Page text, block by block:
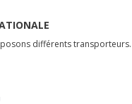
différents transporteurs.